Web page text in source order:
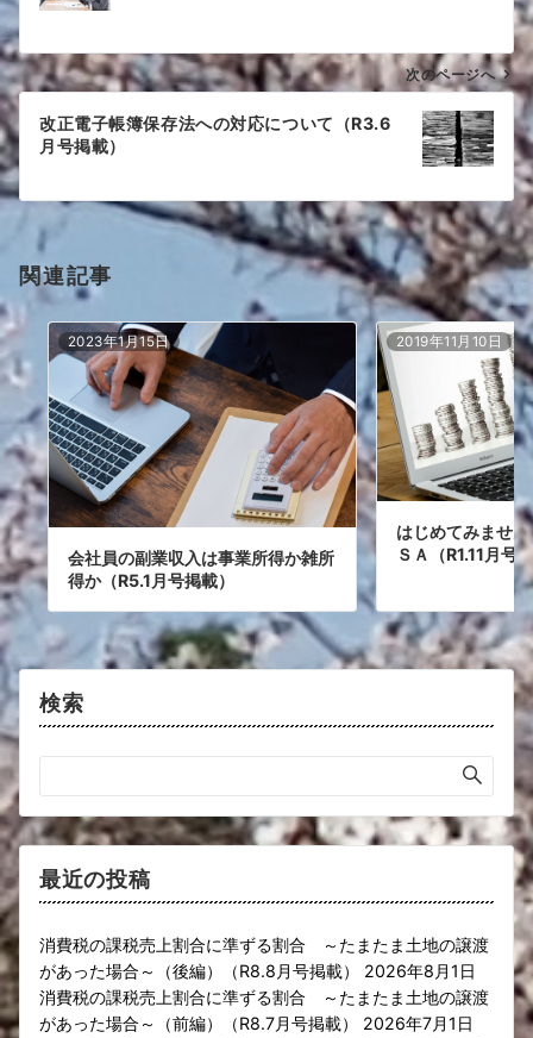
ナ
ビ
ゲ
ー
シ
ョ
ン
次のページへ
改正電子帳簿保存法への対応について（R3.6
月号掲載）
関連記事
2023年1月15日
会社員の副業収入は事業所得か雑所
得か（R5.1月号掲載）
2019年11月10日
はじめてみませ
ＳＡ（R1.11月号
検索
最近の投稿
消費税の課税売上割合に準ずる割合 ～たまたま土地の譲渡
があった場合～（後編）（R8.8月号掲載）
2026年8月1日
消費税の課税売上割合に準ずる割合 ～たまたま土地の譲渡
があった場合～（前編）（R8.7月号掲載）
2026年7月1日